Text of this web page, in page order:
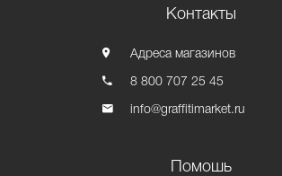
Контакты
Адреса магазинов
8 800 707 25 45
info@graffitimarket.ru
Помошь